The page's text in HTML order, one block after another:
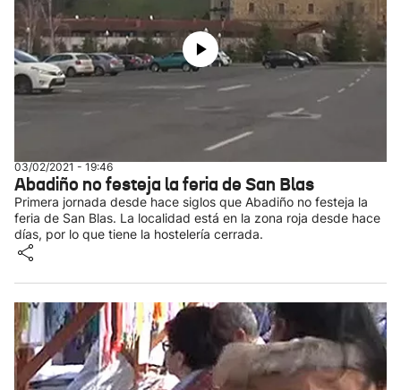
03/02/2021 - 19:46
Abadiño no festeja la feria de San Blas
Primera jornada desde hace siglos que Abadiño no festeja la
feria de San Blas. La localidad está en la zona roja desde hace
días, por lo que tiene la hostelería cerrada.